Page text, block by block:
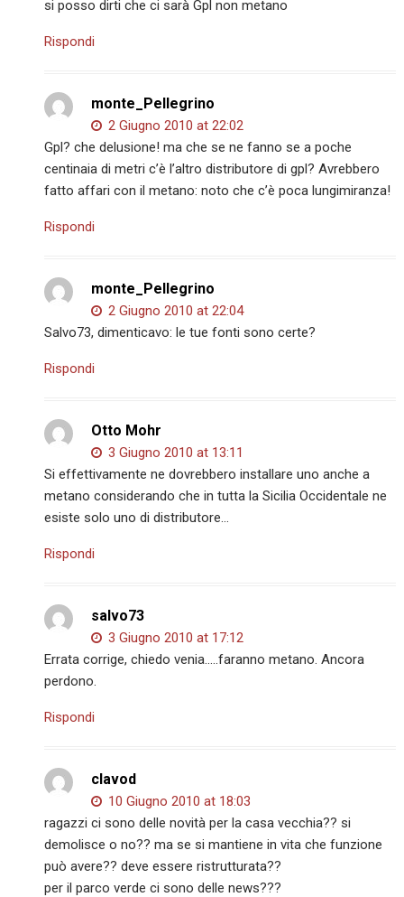
si posso dirti che ci sarà Gpl non metano
Rispondi
monte_Pellegrino
2 Giugno 2010 at 22:02
Gpl? che delusione! ma che se ne fanno se a poche
centinaia di metri c’è l’altro distributore di gpl? Avrebbero
fatto affari con il metano: noto che c’è poca lungimiranza!
Rispondi
monte_Pellegrino
2 Giugno 2010 at 22:04
Salvo73, dimenticavo: le tue fonti sono certe?
Rispondi
Otto Mohr
3 Giugno 2010 at 13:11
Si effettivamente ne dovrebbero installare uno anche a
metano considerando che in tutta la Sicilia Occidentale ne
esiste solo uno di distributore…
Rispondi
salvo73
3 Giugno 2010 at 17:12
Errata corrige, chiedo venia…..faranno metano. Ancora
perdono.
Rispondi
clavod
10 Giugno 2010 at 18:03
ragazzi ci sono delle novità per la casa vecchia?? si
demolisce o no?? ma se si mantiene in vita che funzione
può avere?? deve essere ristrutturata??
per il parco verde ci sono delle news???